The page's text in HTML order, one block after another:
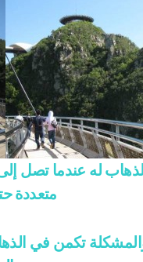
له عندما تصل
متعددة
تكمن في الذهاب